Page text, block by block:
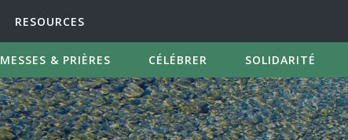
RESOURCES
MESSES & PRIÈRES CÉLÉBRER SOLIDARITÉ